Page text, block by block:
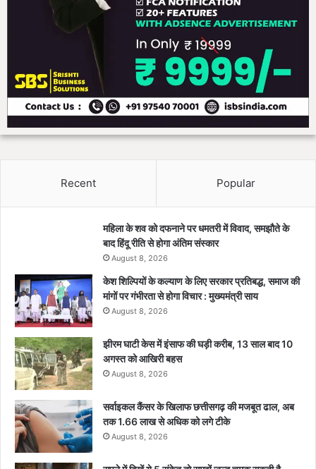
Recent Popular
महिला के शव को दफनाने पर धमतरी में विवाद, समझौते के
बाद हिंदू रीति से होगा अंतिम संस्कार
August 8, 2026
केश शिल्पियों के कल्याण के लिए सरकार प्रतिबद्ध, समाज की
मांगों पर गंभीरता से होगा विचार : मुख्यमंत्री साय
August 8, 2026
झीरम घाटी केस में इंसाफ की घड़ी करीब, 13 साल बाद 10
अगस्त को आखिरी बहस
August 8, 2026
सर्वाइकल कैंसर के खिलाफ छत्तीसगढ़ की मजबूत ढाल, अब
तक 1.66 लाख से अधिक को लगे टीके
August 8, 2026